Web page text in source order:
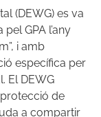
(DEWG) es va
GPA l’any
i amb
específica per
El DEWG
de
a compartir